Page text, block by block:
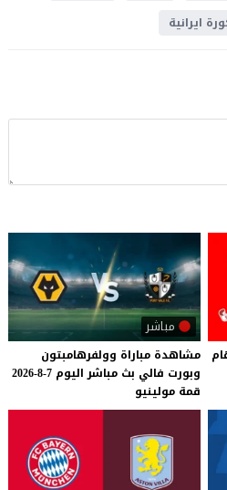
ايرانية
مباشر
مشاهدة مباراة وولفرهامبتون
وبورت فالي بث مباشر اليوم 7-8-2026
قمة مولينيو